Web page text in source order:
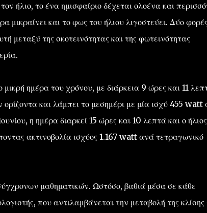
ήλιο, το ένα ημισφαίριο δέχεται ολοένα και
μικραίνει και το φως του ήλιου λιγοστεύει. Δύο
μεταξύ της σκοτεινότητας και της φωτεινότητας
μικρή ημέρα του χρόνου, με διάρκεια 9 ώρες και 11
και λάμπει το μεσημέρι με μία ισχύ 455 watt
η ημέρα διαρκεί 15 ώρες και 10 λεπτά και ο ήλιος
ακτινοβολία ισχύος 1.167 watt ανά τετραγωνικό
μαθηματικών. Ωστόσο, βαθιά μέσα σε κάθε
που αντιλαμβάνεται την μεταβολή της κλίσης